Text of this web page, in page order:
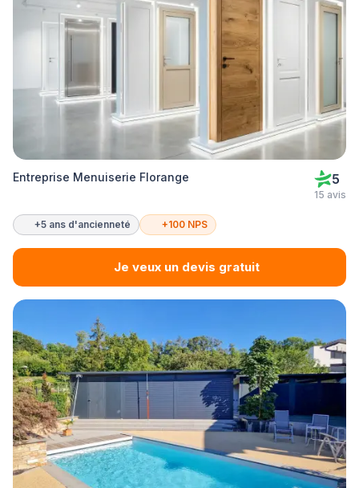
Entreprise Menuiserie Florange 5
15 avis
+5 ans d'ancienneté +100 NPS
Je veux un devis gratuit